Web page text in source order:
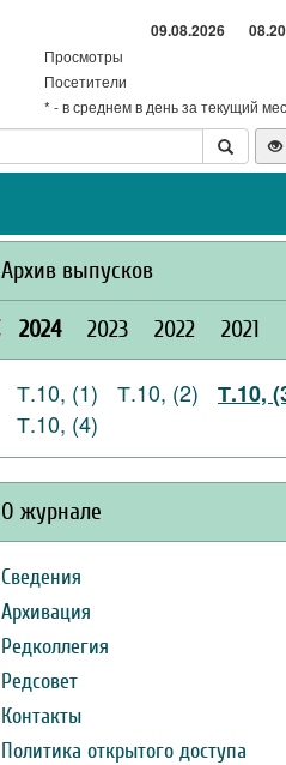
09.08.2026
Просмотры
Посетители
* - в среднем в день за текущий
Архив выпусков
2024 2023 2022 2021
Т.10, (1) Т.10, (2)
Т.10,
Т.10, (4)
О журнале
Сведения
Архивация
Редколлегия
Редсовет
Контакты
Политика открытого доступа